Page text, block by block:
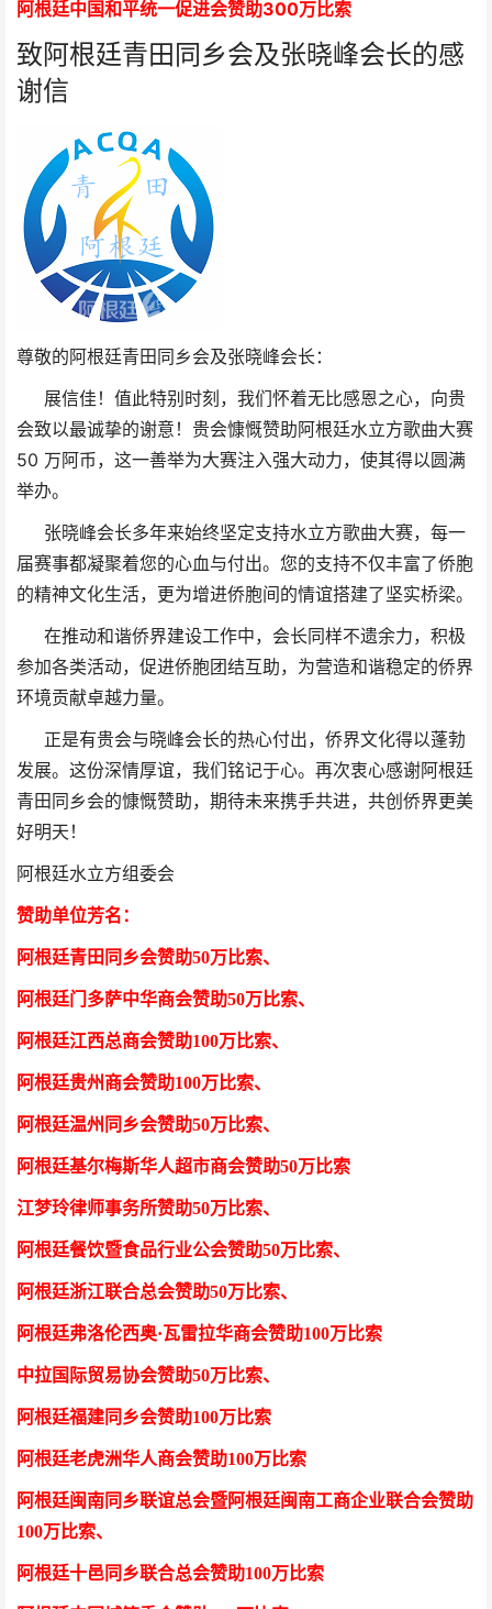
阿根廷中国和平统一促进会赞助300万比索
致阿根廷青田同乡会及张晓峰会长的感
谢信
尊敬的阿根廷青田同乡会及张晓峰会长：
展信佳！值此特别时刻，我们怀着无比感恩之心，向贵
会致以最诚挚的谢意！贵会慷慨赞助阿根廷水立方歌曲大赛
50 万阿币，这一善举为大赛注入强大动力，使其得以圆满
举办。
张晓峰会长多年来始终坚定支持水立方歌曲大赛，每一
届赛事都凝聚着您的心血与付出。您的支持不仅丰富了侨胞
的精神文化生活，更为增进侨胞间的情谊搭建了坚实桥梁。
在推动和谐侨界建设工作中，会长同样不遗余力，积极
参加各类活动，促进侨胞团结互助，为营造和谐稳定的侨界
环境贡献卓越力量。
正是有贵会与晓峰会长的热心付出，侨界文化得以蓬勃
发展。这份深情厚谊，我们铭记于心。再次衷心感谢阿根廷
青田同乡会的慷慨赞助，期待未来携手共进，共创侨界更美
好明天！
阿根廷水立方组委会
赞助单位芳名：
阿根廷青田同乡会赞助50万比索、
阿根廷门多萨中华商会赞助50万比索、
阿根廷江西总商会赞助100万比索、
阿根廷贵州商会赞助100万比索、
阿根廷温州同乡会赞助50万比索、
阿根廷基尔梅斯华人超市商会赞助50万比索
江梦玲律师事务所赞助50万比索、
阿根廷餐饮暨食品行业公会赞助50万比索、
阿根廷浙江联合总会赞助50万比索、
阿根廷弗洛伦西奥·瓦雷拉华商会赞助100万比索
中拉国际贸易协会赞助50万比索、
阿根廷福建同乡会赞助100万比索
阿根廷老虎洲华人商会赞助100万比索
阿根廷闽南同乡联谊总会暨阿根廷闽南工商企业联合会赞助
100万比索、
阿根廷十邑同乡联合总会赞助100万比索